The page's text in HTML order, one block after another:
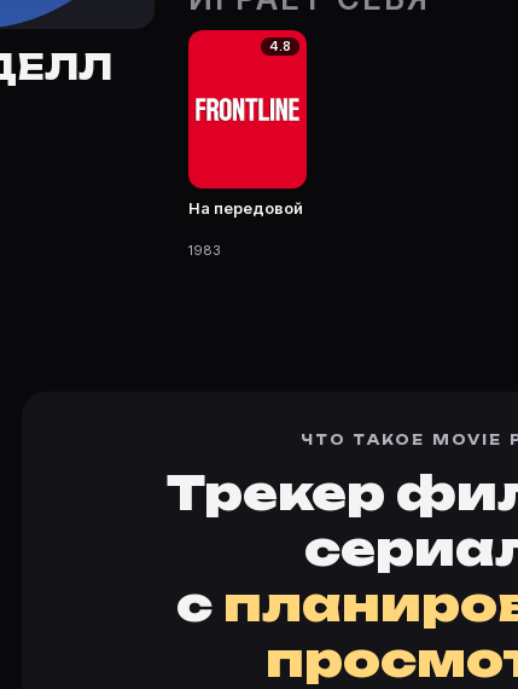
s/7153904 — фильмы, сериалы, роли и фото.
4.8
На передовой
1983
ЧТО ТАКОЕ MOVIE
Трекер
с